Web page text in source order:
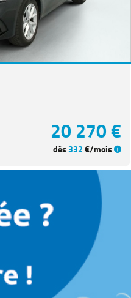
20 270 €
dès332€/mois